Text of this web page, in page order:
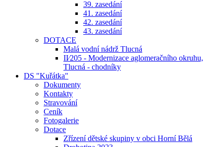
39. zasedání
41. zasedání
42. zasedání
43. zasedání
DOTACE
Malá vodní nádrž Tlucná
II⁄205 - Modernizace aglomeračního okruhu,
Tlucná - chodníky
DS "Kuřátka"
Dokumenty
Kontakty
Stravování
Ceník
Fotogalerie
Dotace
Zřízení dětské skupiny v obci Horní Bělá